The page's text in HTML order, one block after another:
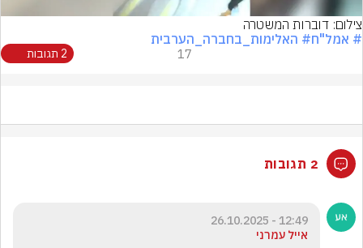
צילום: דוברות המשטרה
# אמל"ח# האלימות_בחברה_הערבית
17 2 תגובות
2 תגובות
12:49 - 26.10.2025
אייל עמרני